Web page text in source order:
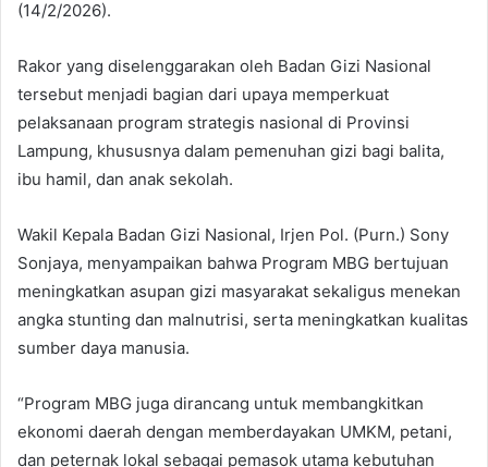
(14/2/2026).
Rakor yang diselenggarakan oleh Badan Gizi Nasional
tersebut menjadi bagian dari upaya memperkuat
pelaksanaan program strategis nasional di Provinsi
Lampung, khususnya dalam pemenuhan gizi bagi balita,
ibu hamil, dan anak sekolah.
Wakil Kepala Badan Gizi Nasional, Irjen Pol. (Purn.) Sony
Sonjaya, menyampaikan bahwa Program MBG bertujuan
meningkatkan asupan gizi masyarakat sekaligus menekan
angka stunting dan malnutrisi, serta meningkatkan kualitas
sumber daya manusia.
“Program MBG juga dirancang untuk membangkitkan
ekonomi daerah dengan memberdayakan UMKM, petani,
dan peternak lokal sebagai pemasok utama kebutuhan